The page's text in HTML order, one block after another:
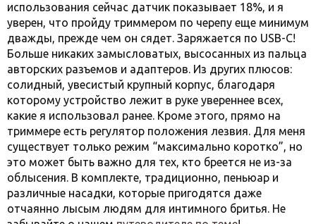
использования сейчас датчик показывает 18%, и я
уверен, что пройду триммером по черепу еще минимум
дважды, прежде чем он сядет. Заряжается по USB-C!
Больше никаких замысловатых, высосанных из пальца
авторских разъемов и адаптеров. Из других плюсов:
солидный, увесистый крупный корпус, благодаря
которому устройство лежит в руке увереннее всех,
какие я использовал ранее. Кроме этого, прямо на
триммере есть регулятор положения лезвия. Для меня
существует только режим “максимально коротко”, но
это может быть важно для тех, кто бреется не из-за
облысения. В комплекте, традиционно, пеньюар и
различные насадки, которые пригодятся даже
отчаянно лысым людям для интимного бритья. Не